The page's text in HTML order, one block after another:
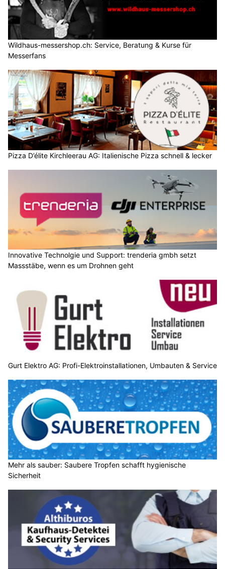
Wildhaus-messershop.ch: Service, Beratung & Kurse für
Messerfans
Pizza D’élite Kirchleerau AG: Italienische Pizza schnell & lecker
Innovative Technolgie und Support: trenderia gmbh setzt
Massstäbe, wenn es um Drohnen geht
Gurt Elektro AG: Profi-Elektroinstallationen, Umbauten & Service
Mehr als sauber: Saubere Tropfen schafft hygienische
Sicherheit